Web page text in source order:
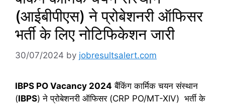
(आईबीपीएस) ने प्रोबेशनरी ऑफिसर
भर्ती के लिए नोटिफिकेशन जारी
30/07/2024 by jobresultsalert.com
IBPS PO Vacancy 2024 बैंकिंग कार्मिक चयन संस्थान
(IBPS) ने प्रोबेशनरी ऑफिसर (CRP PO/MT-XIV) भर्ती के